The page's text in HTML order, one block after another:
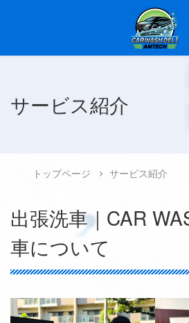
サービス紹介
トップページ サービス紹介
出張洗車｜CAR
車について